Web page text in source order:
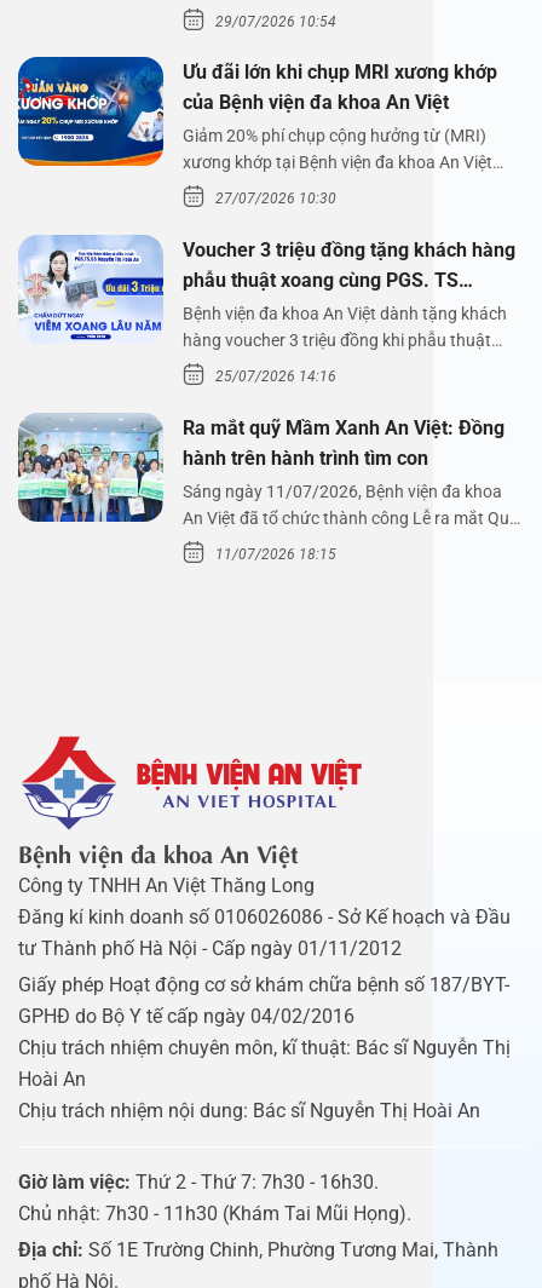
lên,…29/07/2026 10:54
Ưu đãi lớn khi chụp MRI xương khớp
của Bệnh viện đa khoa An Việt
Giảm 20% phí chụp cộng hưởng từ (MRI)
xương khớp tại Bệnh viện đa khoa An Việt
Bệnh viện đa…
27/07/2026 10:30
Voucher 3 triệu đồng tặng khách hàng
phẫu thuật xoang cùng PGS. TS
Nguyễn Thị Hoài An
Bệnh viện đa khoa An Việt dành tặng khách
hàng voucher 3 triệu đồng khi phẫu thuật
xoang cùng PGS.…
25/07/2026 14:16
Ra mắt quỹ Mầm Xanh An Việt: Đồng
hành trên hành trình tìm con
Sáng ngày 11/07/2026, Bệnh viện đa khoa
An Việt đã tổ chức thành công Lễ ra mắt Quỹ
Mầm Xanh…
11/07/2026 18:15
Bệnh viện đa khoa An Việt
Công ty TNHH An Việt Thăng Long
Đăng kí kinh doanh số 0106026086 - Sở Kế hoạch và Đầu
tư Thành phố Hà Nội - Cấp ngày 01/11/2012
Giấy phép Hoạt động cơ sở khám chữa bệnh số 187/BYT-
GPHĐ do Bộ Y tế cấp ngày 04/02/2016
Chịu trách nhiệm chuyên môn, kĩ thuật: Bác sĩ Nguyễn Thị
Hoài An
Chịu trách nhiệm nội dung: Bác sĩ Nguyễn Thị Hoài An
Giờ làm việc: Thứ 2 - Thứ 7: 7h30 - 16h30.
Chủ nhật: 7h30 - 11h30 (Khám Tai Mũi Họng).
Địa chỉ: Số 1E Trường Chinh, Phường Tương Mai, Thành
phố Hà Nội.